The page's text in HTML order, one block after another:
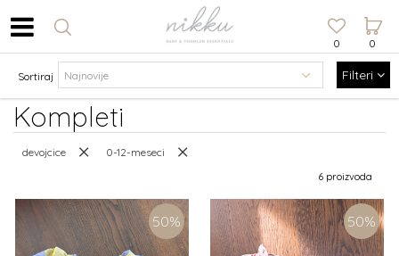
0
0
Kompleti
Sortiraj Filteri
devojcice 0-12-meseci
6 proizvoda
50% 50%